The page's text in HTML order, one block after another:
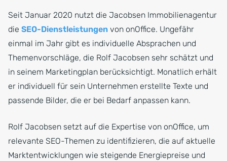
Seit Januar 2020 nutzt die Jacobsen Immobilienagentur
die SEO-Dienstleistungen von onOffice. Ungefähr
einmal im Jahr gibt es individuelle Absprachen und
Themenvorschläge, die Rolf Jacobsen sehr schätzt und
in seinem Marketingplan berücksichtigt. Monatlich erhält
er individuell für sein Unternehmen erstellte Texte und
passende Bilder, die er bei Bedarf anpassen kann.
Rolf Jacobsen setzt auf die Expertise von onOffice, um
relevante SEO-Themen zu identifizieren, die auf aktuelle
Marktentwicklungen wie steigende Energiepreise und